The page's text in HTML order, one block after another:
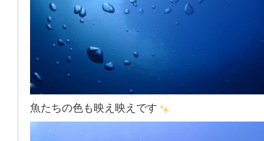
魚たちの色も映え映えです